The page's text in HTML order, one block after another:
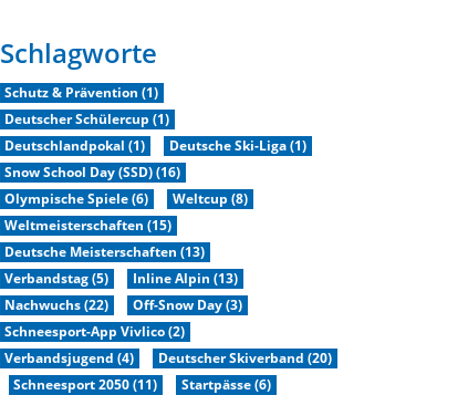
Schlagworte
Schutz & Prävention (1)
Deutscher Schülercup (1)
Deutschlandpokal (1)
Deutsche Ski-Liga (1)
Snow School Day (SSD) (16)
Olympische Spiele (6)
Weltcup (8)
Weltmeisterschaften (15)
Deutsche Meisterschaften (13)
Verbandstag (5)
Inline Alpin (13)
Nachwuchs (22)
Off-Snow Day (3)
Schneesport-App Vivlico (2)
Verbandsjugend (4)
Deutscher Skiverband (20)
Schneesport 2050 (11)
Startpässe (6)